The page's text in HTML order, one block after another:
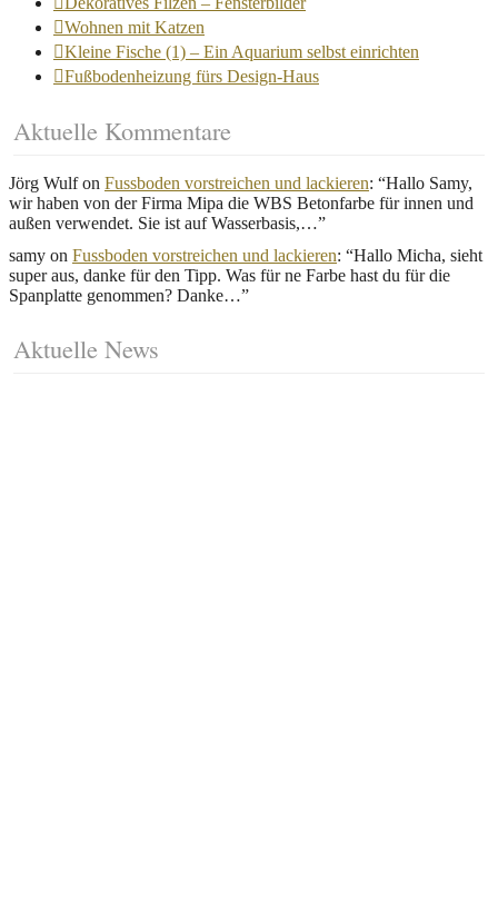
Wohnen mit Katzen
Kleine Fische (1) – Ein Aquarium selbst einrichten
Fußbodenheizung fürs Design-Haus
Aktuelle Kommentare
Jörg Wulfon Fussboden vorstreichen und lackieren: “Hallo Samy,
wir haben von der Firma Mipa die WBS Betonfarbe für innen und
außen verwendet. Sie ist auf Wasserbasis,…”
samy on Fussboden vorstreichen und lackieren: “Hallo Micha, sieht
super aus, danke für den Tipp. Was für ne Farbe hast du für die
Spanplatte genommen? Danke…”
Aktuelle News